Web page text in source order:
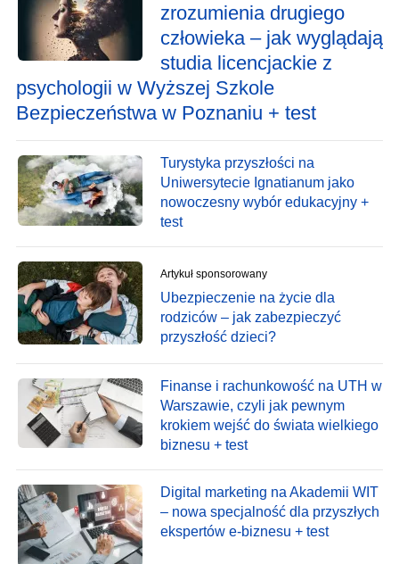
zrozumienia drugiego
człowieka – jak wyglądają
studia licencjackie z
psychologii w Wyższej Szkole
Bezpieczeństwa w Poznaniu + test
Turystyka przyszłości na
Uniwersytecie Ignatianum jako
nowoczesny wybór edukacyjny +
test
Artykuł sponsorowany
Ubezpieczenie na życie dla
rodziców – jak zabezpieczyć
przyszłość dzieci?
Finanse i rachunkowość na UTH w
Warszawie, czyli jak pewnym
krokiem wejść do świata wielkiego
biznesu + test
Digital marketing na Akademii WIT
– nowa specjalność dla przyszłych
ekspertów e-biznesu + test